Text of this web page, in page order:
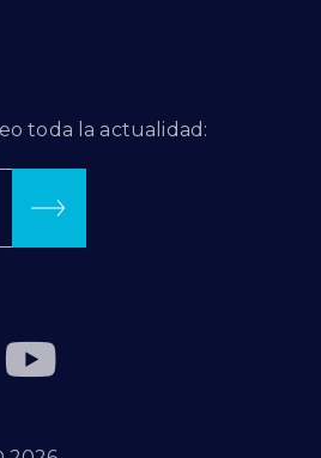
toda la actualidad: